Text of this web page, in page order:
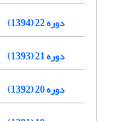
دوره 22 (1394)
دوره 21 (1393)
دوره 20 (1392)